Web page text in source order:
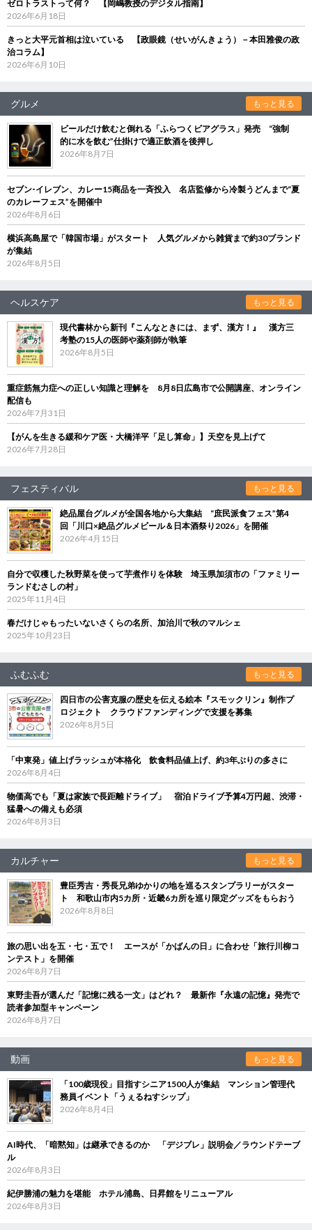
ゼロトラストって何？ 【岡嶋教授のデジタル指南】
2026年6月18日
きっと大平元首相は泣いている 【政眼鏡（せいがんきょう）－本田雅俊の政
治コラム】
2026年6月10日
グルメ もっと見る
ビールだけ飲むと倒れる「ふらつくビアグラス」発売 “強制
的に水を飲む”仕掛けで適正飲酒を後押し
2026年8月7日
セブン‐イレブン、カレー15商品を一斉投入 名店監修から冷製うどんまで“夏
のカレーフェス”を開催中
2026年8月6日
横浜高島屋で「韓国市場」がスタート 人気グルメから雑貨まで約30ブランド
が集結
2026年8月5日
ヘルスケア もっと見る
現代書林から新刊『こんなときには、まず、漢方！』 漢方三
考塾の15人の医師や薬剤師が執筆
2026年8月5日
重症筋無力症への正しい知識と理解を 8月8日広島市で公開講座、オンライン
配信も
2026年7月31日
【がんを生きる緩和ケア医・大橋洋平「足し算命」】天空を見上げて
2026年7月28日
フェスティバル もっと見る
絶品屋台グルメが全国各地から大集結 “庶民派食フェス”第4
回「川口×絶品グルメビール＆日本酒祭り2026」を開催
2026年4月15日
自分で収穫した秋野菜を使って芋煮作りを体験 埼玉県加須市の「ファミリー
ランドむさしの村」
2025年11月4日
春だけじゃもったいないさくらの名所、加治川で秋のマルシェ
2025年10月23日
ふむふむ もっと見る
四日市の公害克服の歴史を伝える絵本『スモックリン』制作プ
ロジェクト クラウドファンディングで支援を募集
2026年8月5日
「中東発」値上げラッシュが本格化 飲食料品値上げ、約3年ぶりの多さに
2026年8月4日
物価高でも「夏は家族で長距離ドライブ」 宿泊ドライブ予算4万円超、渋滞・
猛暑への備えも必須
2026年8月3日
カルチャー もっと見る
豊臣秀吉・秀長兄弟ゆかりの地を巡るスタンプラリーがスター
ト 和歌山市内5カ所・近畿6カ所を巡り限定グッズをもらおう
2026年8月8日
旅の思い出を五・七・五で！ エースが「かばんの日」に合わせ「旅行川柳コ
ンテスト」を開催
2026年8月7日
東野圭吾が選んだ「記憶に残る一文」はどれ？ 最新作『永遠の記憶』発売で
読者参加型キャンペーン
2026年8月7日
動画 もっと見る
「100歳現役」目指すシニア1500人が集結 マンション管理代
務員イベント「うぇるねすシップ」
2026年8月4日
AI時代、「暗黙知」は継承できるのか 「デジブレ」説明会／ラウンドテーブ
ル
2026年8月3日
紀伊勝浦の魅力を堪能 ホテル浦島、日昇館をリニューアル
2026年8月3日